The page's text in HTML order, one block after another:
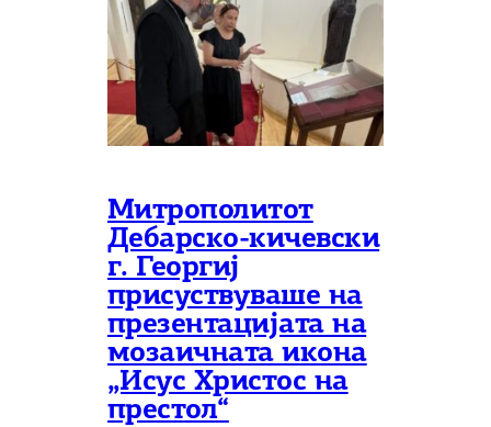
Митрополитот
Дебарско-кичевски
г. Георгиј
присуствуваше на
презентацијата на
мозаичната икона
„Исус Христос на
престол“